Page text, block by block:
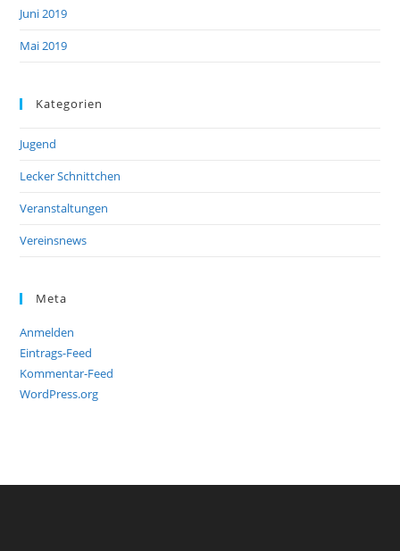
Juni 2019
Mai 2019
Kategorien
Jugend
Lecker Schnittchen
Veranstaltungen
Vereinsnews
Meta
Anmelden
Eintrags-Feed
Kommentar-Feed
WordPress.org